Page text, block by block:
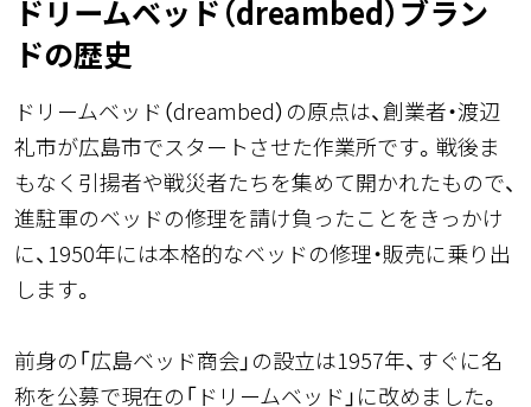
ドリームベッド（dreambed）ブラン
ドの歴史
ドリームベッド（dreambed）の原点は、創業者・渡辺
礼市が広島市でスタートさせた作業所です。戦後ま
もなく引揚者や戦災者たちを集めて開かれたもので、
進駐軍のベッドの修理を請け負ったことをきっかけ
に、1950年には本格的なベッドの修理・販売に乗り出
します。
前身の「広島ベッド商会」の設立は1957年、すぐに名
称を公募で現在の「ドリームベッド」に改めました。